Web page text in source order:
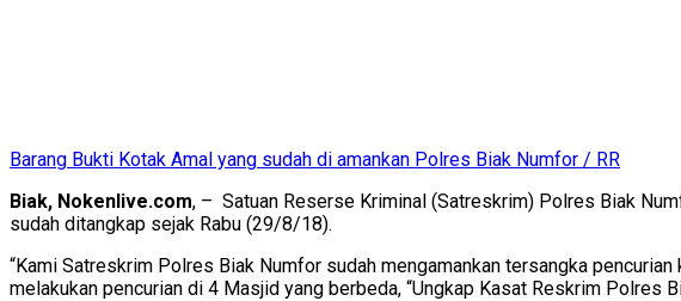
Barang Bukti Kotak Amal yang sudah di amankan Polres Biak Numfor / RR
Biak, Nokenlive.com, – Satuan Reserse Kriminal (Satreskrim) Polres Biak
sudah ditangkap sejak Rabu (29/8/18).
“Kami Satreskrim Polres Biak Numfor sudah mengamankan tersangka
melakukan pencurian di 4 Masjid yang berbeda, “Ungkap Kasat Reskrim Polres